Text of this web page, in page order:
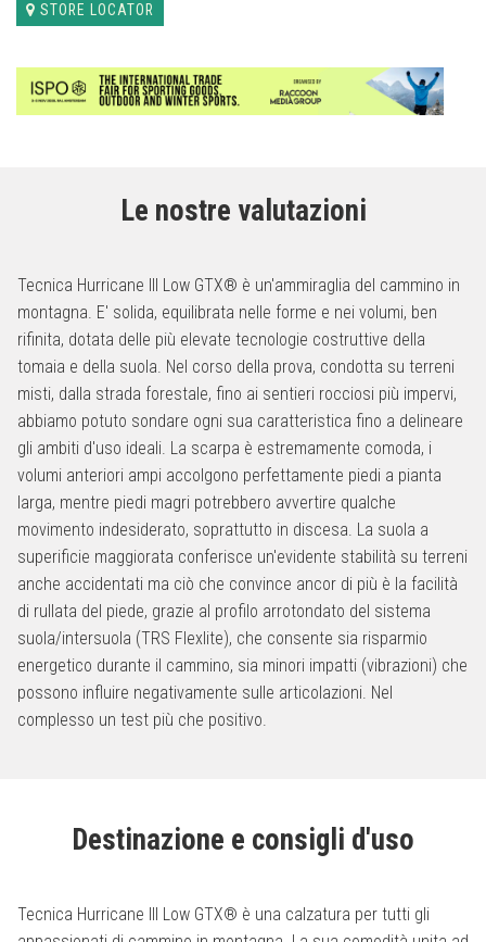
STORE LOCATOR
Le nostre valutazioni
Tecnica Hurricane III Low GTX® è un'ammiraglia del cammino in
montagna. E' solida, equilibrata nelle forme e nei volumi, ben
rifinita, dotata delle più elevate tecnologie costruttive della
tomaia e della suola. Nel corso della prova, condotta su terreni
misti, dalla strada forestale, fino ai sentieri rocciosi più impervi,
abbiamo potuto sondare ogni sua caratteristica fino a delineare
gli ambiti d'uso ideali. La scarpa è estremamente comoda, i
volumi anteriori ampi accolgono perfettamente piedi a pianta
larga, mentre piedi magri potrebbero avvertire qualche
movimento indesiderato, soprattutto in discesa. La suola a
superificie maggiorata conferisce un'evidente stabilità su terreni
anche accidentati ma ciò che convince ancor di più è la facilità
di rullata del piede, grazie al profilo arrotondato del sistema
suola/intersuola (TRS Flexlite), che consente sia risparmio
energetico durante il cammino, sia minori impatti (vibrazioni) che
possono influire negativamente sulle articolazioni. Nel
complesso un test più che positivo.
Destinazione e consigli d'uso
Tecnica Hurricane III Low GTX® è una calzatura per tutti gli